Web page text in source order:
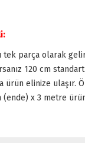
tek parça olarak
120 cm
ürün elinize ulaşır.
(ende) x 3 metre